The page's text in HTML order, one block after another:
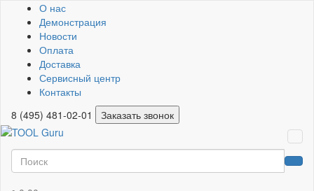
О нас
Демонстрация
Новости
Оплата
Доставка
Сервисный центр
Контакты
8 (495) 481-02-01
Заказать звонок